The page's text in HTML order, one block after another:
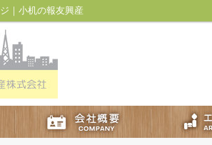
｜小机の報友興産